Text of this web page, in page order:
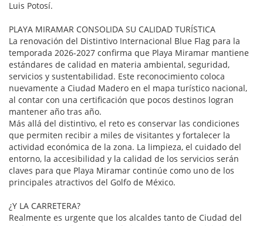
Luis Potosí.
PLAYA MIRAMAR CONSOLIDA SU CALIDAD TURÍSTICA
La renovación del Distintivo Internacional Blue Flag para la
temporada 2026-2027 confirma que Playa Miramar mantiene
estándares de calidad en materia ambiental, seguridad,
servicios y sustentabilidad. Este reconocimiento coloca
nuevamente a Ciudad Madero en el mapa turístico nacional,
al contar con una certificación que pocos destinos logran
mantener año tras año.
Más allá del distintivo, el reto es conservar las condiciones
que permiten recibir a miles de visitantes y fortalecer la
actividad económica de la zona. La limpieza, el cuidado del
entorno, la accesibilidad y la calidad de los servicios serán
claves para que Playa Miramar continúe como uno de los
principales atractivos del Golfo de México.
¿Y LA CARRETERA?
Realmente es urgente que los alcaldes tanto de Ciudad del